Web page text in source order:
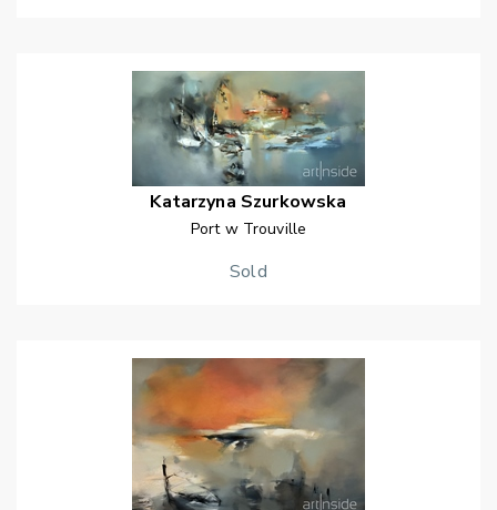
Katarzyna Szurkowska
Port w Trouville
Sold